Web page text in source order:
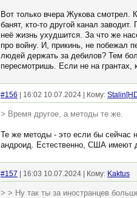
Вот только вчера Жукова смотрел.
банят, кто-то другой канал
неë жизнь ухудшится. За что же
про войну. И, прикинь, не побежал
людей держать за дебилов? Тем
пересмотришь. Если не на грантах,
#156 | 16:02 10.07.2024 | Кому:
> Время другое, а методы те же.
Те же методы - это если бы сейчас
андроид. Естественно, США имеют
#157 | 16:03 10.07.2024 | Кому: Kaktus
> > Ну так ты за иностранцев